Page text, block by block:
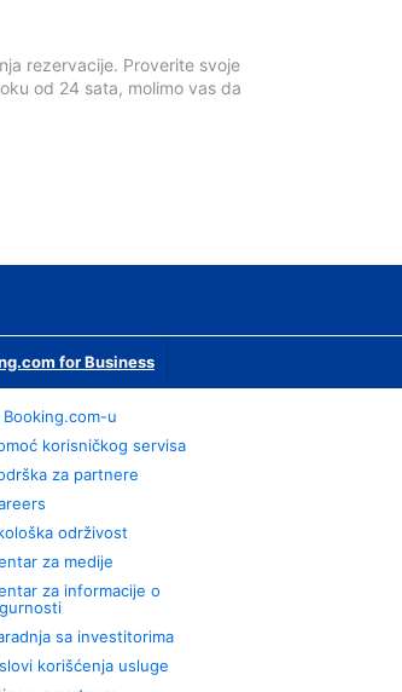
rezervacije. Proverite svoje
od 24 sata, molimo vas da
for Business
u
korisničkog servisa
za partnere
održivost
za medije
za informacije o
sa investitorima
korišćenja usluge